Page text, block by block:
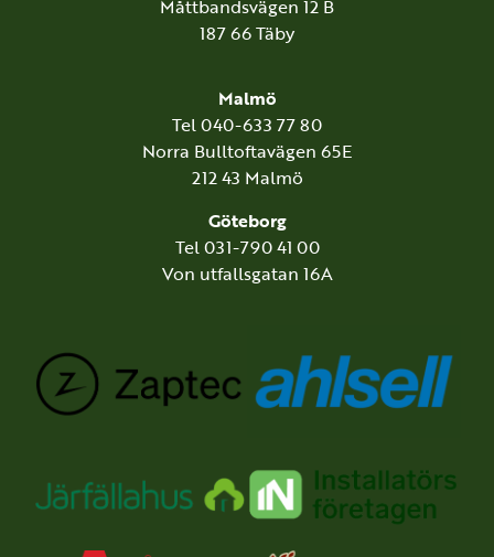
Måttbandsvägen 12 B
187 66 Täby
Malmö
Tel 040-633 77 80
Norra Bulltoftavägen 65E
212 43 Malmö
Göteborg
Tel 031-790 41 00
Von utfallsgatan 16A